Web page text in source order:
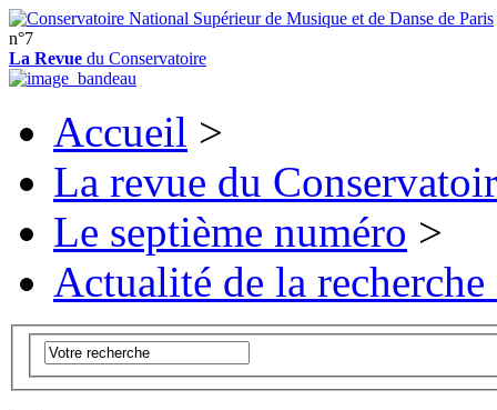
n°7
La Revue du Conservatoire
Accueil >
La revue du
Le septième numéro >
Actualité de la